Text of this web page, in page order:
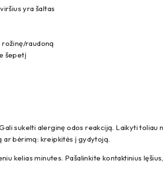
yra šaltas
rožinę/raudoną
šepetį
sukelti alerginę odos reakciją. Laikyti
ar bėrimą: kreipkitės į gydytoją.
kelias minutes. Pašalinkite kontaktinius